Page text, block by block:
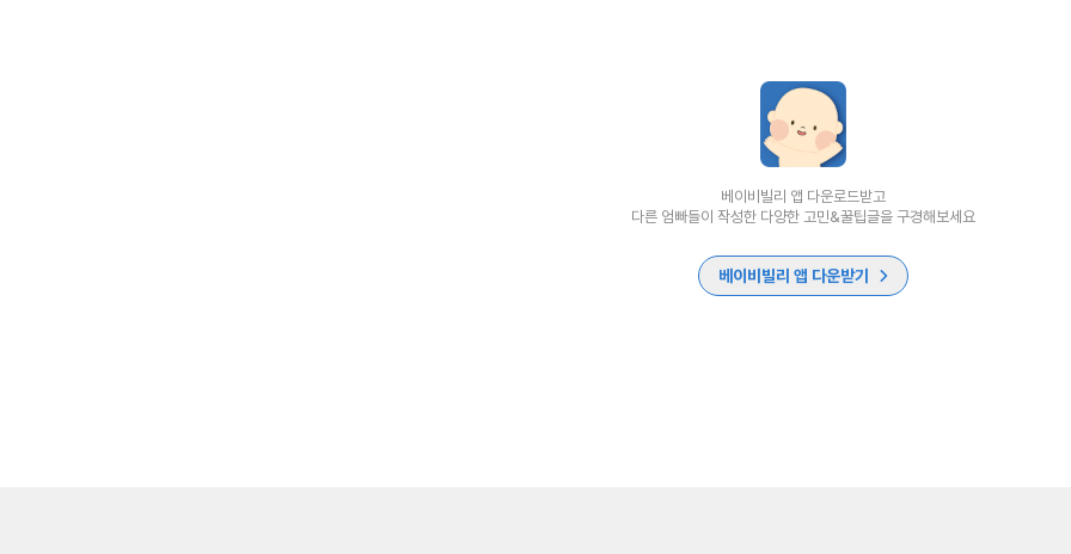
베이비빌리 앱 다운로드받고
다른 엄빠들이 작성한 다양한 고민&꿀팁글을 구경해보세요
베이비빌리 앱 다운받기